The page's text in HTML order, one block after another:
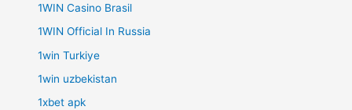
1WIN Casino Brasil
1WIN Official In Russia
1win Turkiye
1win uzbekistan
1xbet apk